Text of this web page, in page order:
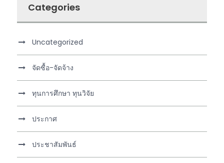
Categories
Uncategorized
จัดซื้อ-จัดจ้าง
ทุนการศึกษา ทุนวิจัย
ประกาศ
ประชาสัมพันธ์